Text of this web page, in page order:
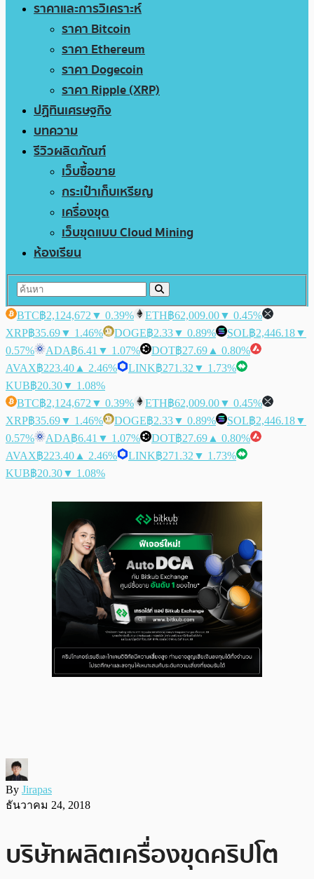
ราคาและการวิเคราะห์
ราคา Bitcoin
ราคา Ethereum
ราคา Dogecoin
ราคา Ripple (XRP)
ปฏิทินเศรษฐกิจ
บทความ
รีวิวผลิตภัณฑ์
เว็บซื้อขาย
กระเป๋าเก็บเหรียญ
เครื่องขุด
เว็บขุดแบบ Cloud Mining
ห้องเรียน
BTC฿2,124,672 ▼ 0.39% ETH฿62,009.00▼ 0.45%
XRP฿35.69▼ 1.46% DOGE฿2.33▼ 0.89% SOL฿2,446.18▼
0.57%
ADA฿6.41 ▼ 1.07% DOT฿27.69 ▲ 0.80%
AVAX฿223.40 ▲ 2.46% LINK฿271.32 ▼ 1.73%
KUB฿20.30▼ 1.08%
BTC฿2,124,672 ▼ 0.39% ETH฿62,009.00▼ 0.45%
XRP฿35.69▼ 1.46% DOGE฿2.33▼ 0.89% SOL฿2,446.18▼
0.57%
ADA฿6.41 ▼ 1.07% DOT฿27.69 ▲ 0.80%
AVAX฿223.40 ▲ 2.46% LINK฿271.32 ▼ 1.73%
KUB฿20.30▼ 1.08%
By Jirapas
ธันวาคม 24, 2018
บริษัทผลิตเครื่องขุดคริปโต